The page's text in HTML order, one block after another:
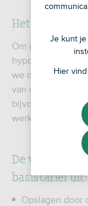
Het basistarief
Om geld uit te
hypotheek,
we op de
van dit geld kan
bijvoorbeeld
werkloosheid en
De variabele
basistarief uit:
Opslagen door
Je kunt
Hier